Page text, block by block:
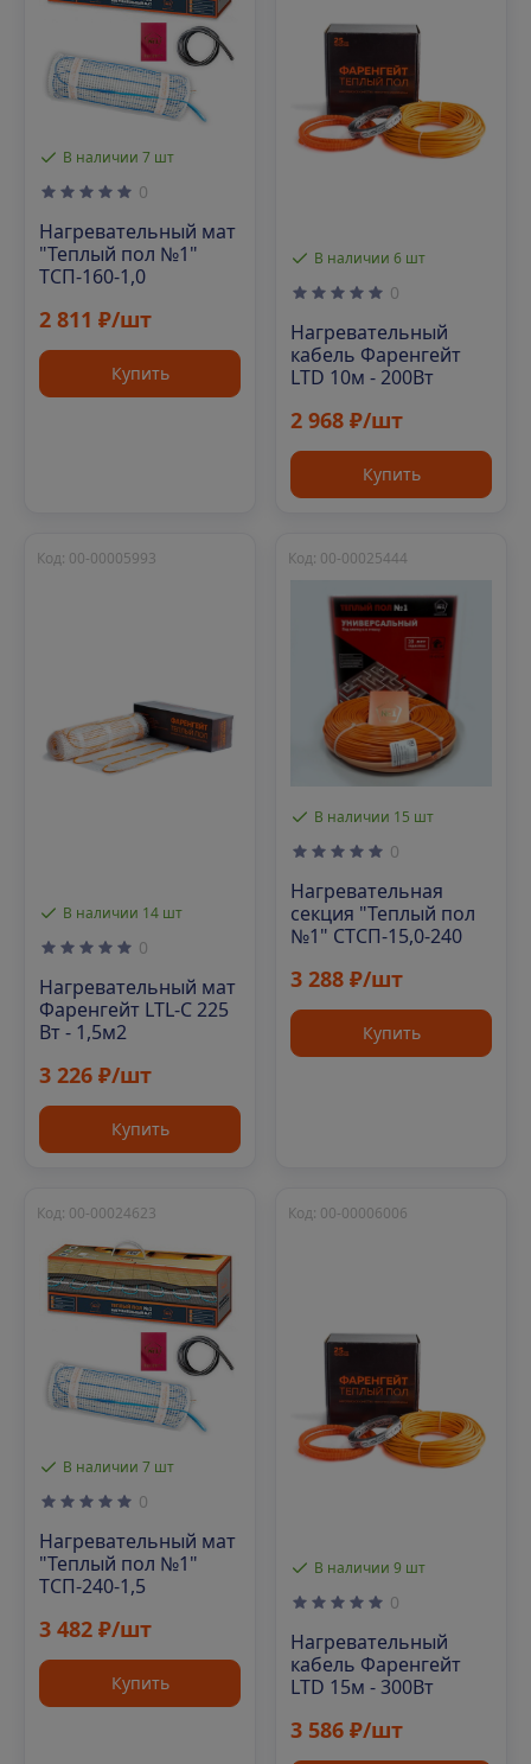
В наличии 7 шт
0
Нагревательный мат
"Теплый пол №1"
ТСП-160-1,0
2 811 ₽/шт
Купить
В наличии 6 шт
0
Нагревательный
кабель Фаренгейт
LTD 10м - 200Вт
2 968 ₽/шт
Купить
В наличии 14 шт
Код: 00-00005993
0
Нагревательный мат
Фаренгейт LTL-C 225
Вт - 1,5м2
3 226 ₽/шт
Купить
В наличии 15 шт
Код: 00-00025444
0
Нагревательная
секция "Теплый пол
№1" СТСП-15,0-240
3 288 ₽/шт
Купить
В наличии 7 шт
Код: 00-00024623
0
Нагревательный мат
"Теплый пол №1"
ТСП-240-1,5
3 482 ₽/шт
Купить
В наличии 9 шт
Код: 00-00006006
0
Нагревательный
кабель Фаренгейт
LTD 15м - 300Вт
3 586 ₽/шт